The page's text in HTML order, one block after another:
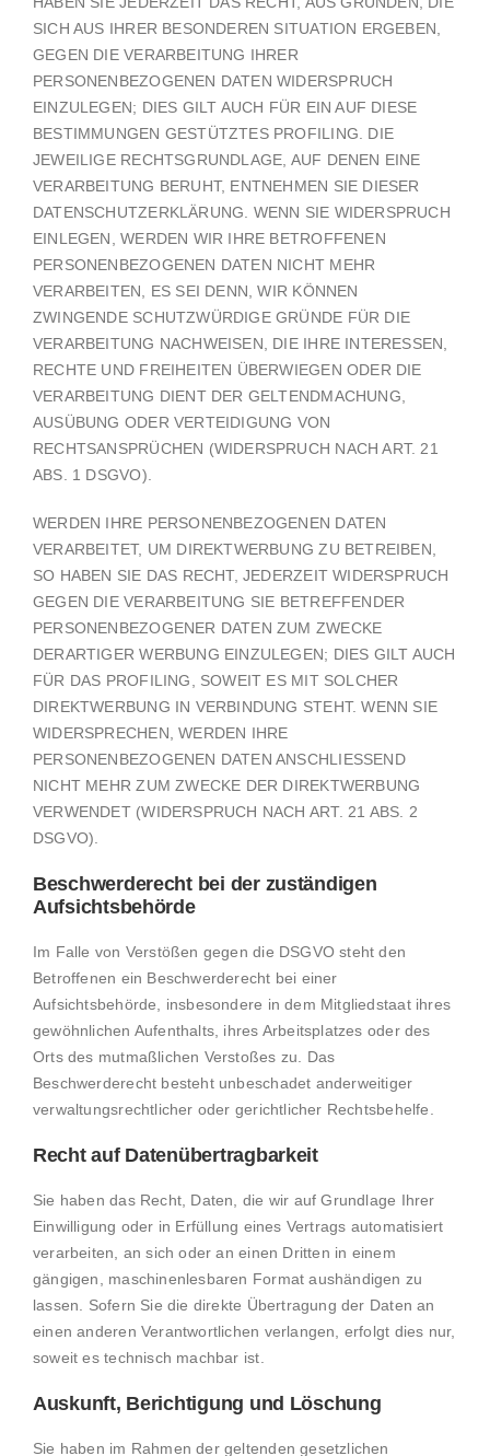
SICH AUS IHRER BESONDEREN SITUATION ERGEBEN,
GEGEN DIE VERARBEITUNG IHRER
PERSONENBEZOGENEN DATEN WIDERSPRUCH
EINZULEGEN; DIES GILT AUCH FÜR EIN AUF DIESE
BESTIMMUNGEN GESTÜTZTES PROFILING. DIE
JEWEILIGE RECHTSGRUNDLAGE, AUF DENEN EINE
VERARBEITUNG BERUHT, ENTNEHMEN SIE DIESER
DATENSCHUTZERKLÄRUNG. WENN SIE WIDERSPRUCH
EINLEGEN, WERDEN WIR IHRE BETROFFENEN
PERSONENBEZOGENEN DATEN NICHT MEHR
VERARBEITEN, ES SEI DENN, WIR KÖNNEN
ZWINGENDE SCHUTZWÜRDIGE GRÜNDE FÜR DIE
VERARBEITUNG NACHWEISEN, DIE IHRE INTERESSEN,
RECHTE UND FREIHEITEN ÜBERWIEGEN ODER DIE
VERARBEITUNG DIENT DER GELTENDMACHUNG,
AUSÜBUNG ODER VERTEIDIGUNG VON
RECHTSANSPRÜCHEN (WIDERSPRUCH NACH ART. 21
ABS. 1 DSGVO).
WERDEN IHRE PERSONENBEZOGENEN DATEN
VERARBEITET, UM DIREKTWERBUNG ZU BETREIBEN,
SO HABEN SIE DAS RECHT, JEDERZEIT WIDERSPRUCH
GEGEN DIE VERARBEITUNG SIE BETREFFENDER
PERSONENBEZOGENER DATEN ZUM ZWECKE
DERARTIGER WERBUNG EINZULEGEN; DIES GILT AUCH
FÜR DAS PROFILING, SOWEIT ES MIT SOLCHER
DIREKTWERBUNG IN VERBINDUNG STEHT. WENN SIE
WIDERSPRECHEN, WERDEN IHRE
PERSONENBEZOGENEN DATEN ANSCHLIESSEND
NICHT MEHR ZUM ZWECKE DER DIREKTWERBUNG
VERWENDET (WIDERSPRUCH NACH ART. 21 ABS. 2
DSGVO).
Beschwerde­recht bei der zuständigen
Aufsichts­behörde
Im Falle von Verstößen gegen die DSGVO steht den
Betroffenen ein Beschwerderecht bei einer
Aufsichtsbehörde, insbesondere in dem Mitgliedstaat ihres
gewöhnlichen Aufenthalts, ihres Arbeitsplatzes oder des
Orts des mutmaßlichen Verstoßes zu. Das
Beschwerderecht besteht unbeschadet anderweitiger
verwaltungsrechtlicher oder gerichtlicher Rechtsbehelfe.
Recht auf Daten­übertrag­barkeit
Sie haben das Recht, Daten, die wir auf Grundlage Ihrer
Einwilligung oder in Erfüllung eines Vertrags automatisiert
verarbeiten, an sich oder an einen Dritten in einem
gängigen, maschinenlesbaren Format aushändigen zu
lassen. Sofern Sie die direkte Übertragung der Daten an
einen anderen Verantwortlichen verlangen, erfolgt dies nur,
soweit es technisch machbar ist.
Auskunft, Berichtigung und Löschung
Sie haben im Rahmen der geltenden gesetzlichen